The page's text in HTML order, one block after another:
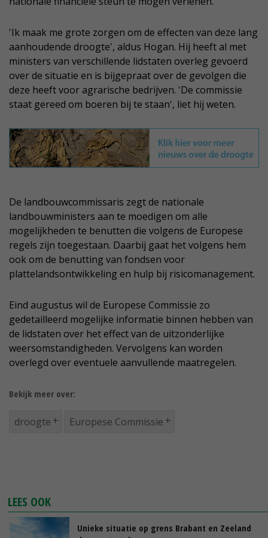
'Ik maak me grote zorgen om de effecten van deze lang
aanhoudende droogte', aldus Hogan. Hij heeft al met
ministers van verschillende lidstaten overleg gevoerd
over de situatie en is bijgepraat over de gevolgen die
deze heeft voor agrarische bedrijven. 'De commissie
staat gereed om boeren bij te staan', liet hij weten.
De landbouwcommissaris zegt de nationale
landbouwministers aan te moedigen om alle
mogelijkheden te benutten die volgens de Europese
regels zijn toegestaan. Daarbij gaat het volgens hem
ook om de benutting van fondsen voor
plattelandsontwikkeling en hulp bij risicomanagement.
Eind augustus wil de Europese Commissie zo
gedetailleerd mogelijke informatie binnen hebben van
de lidstaten over het effect van de uitzonderlijke
weersomstandigheden. Vervolgens kan worden
overlegd over eventuele aanvullende maatregelen.
Bekijk meer over:
droogte Europese Commissie
LEES OOK
Unieke situatie op grens Brabant en Zeeland